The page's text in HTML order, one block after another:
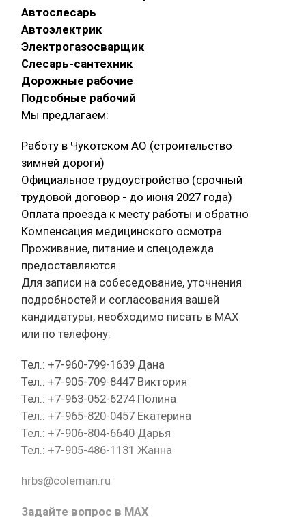
Автослесарь
Автоэлектрик
Электрогазосварщик
Слесарь-сантехник
Дорожные рабочие
Подсобные рабочий
Мы предлагаем:
Работу в Чукотском АО (строительство
зимней дороги)
Официальное трудоустройство (срочный
трудовой договор - до июня 2027 года)
Оплата проезда к месту работы и обратно
Компенсация медицинского осмотра
Проживание, питание и спецодежда
предоставляются
Для записи на собеседование, уточнения
подробностей и согласования вашей
кандидатуры, необходимо писать в МАХ
или по телефону:
Тел.: +7-960-799-1639 Дана
Тел.: +7-905-709-8447 Виктория
Тел.: +7-963-052-6274 Полина
Тел.: +7-965-820-0457 Екатерина
Тел.: +7-906-804-6640 Дарья
Тел.: +7-905-486-1131 Жанна
hrbs@coleman.ru
Задайте вопрос в MAX